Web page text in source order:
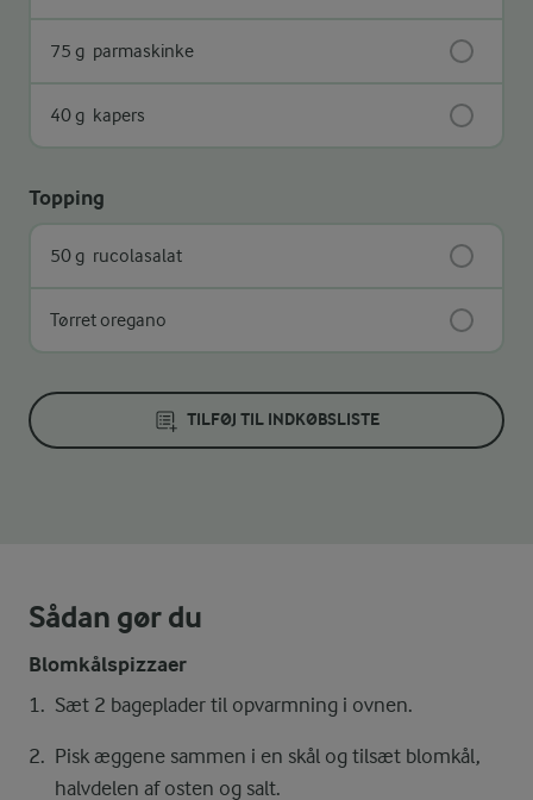
75 g parmaskinke
40 g kapers
Topping
50 g rucolasalat
Tørret oregano
TILFØJ TIL INDKØBSLISTE
Sådan gør du
Blomkålspizzaer
Sæt 2 bageplader til opvarmning i ovnen.
Pisk æggene sammen i en skål og tilsæt blomkål,
halvdelen af osten og salt.